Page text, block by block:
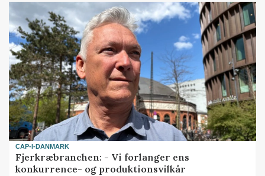
CAP-I-DANMARK
Fjerkræbranchen: - Vi forlanger ens
konkurrence- og produktionsvilkår